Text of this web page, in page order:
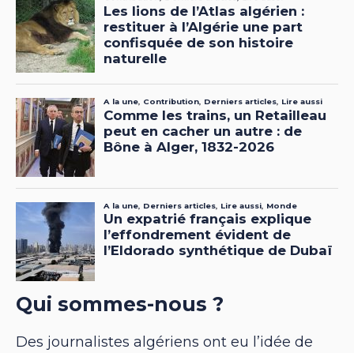
Qui sommes-nous ?
Des journalistes algériens ont eu l’idée de